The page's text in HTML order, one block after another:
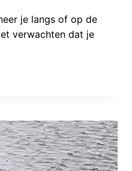
je langs of op de
verwachten dat je